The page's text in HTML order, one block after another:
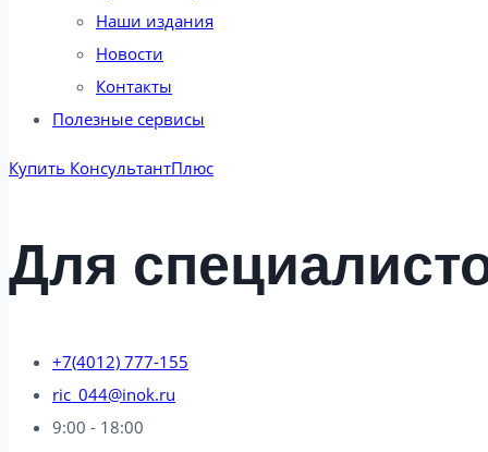
Наши издания
Новости
Контакты
Полезные сервисы
Купить КонсультантПлюс
Для
+7(4012) 777-155
ric_044@inok.ru
9:00 - 18:00